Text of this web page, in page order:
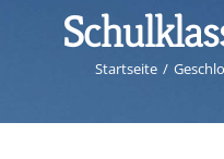
Startseite /